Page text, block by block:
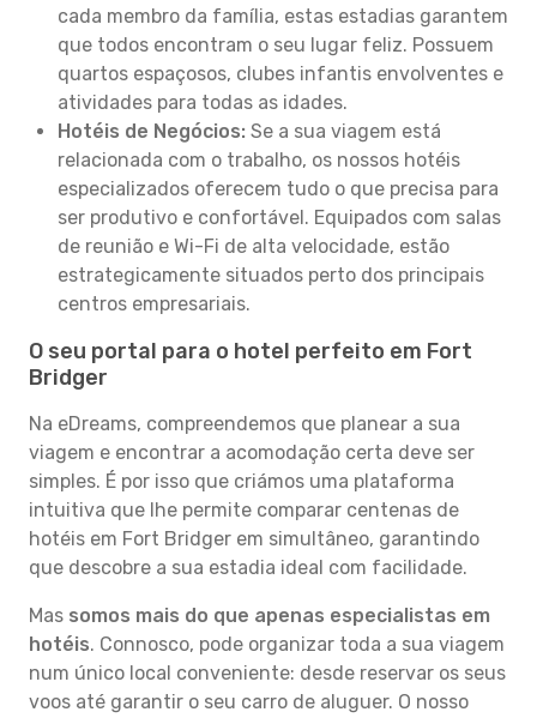
cada membro da família, estas estadias garantem
que todos encontram o seu lugar feliz. Possuem
quartos espaçosos, clubes infantis envolventes e
atividades para todas as idades.
Hotéis de Negócios: Se a sua viagem está
relacionada com o trabalho, os nossos hotéis
especializados oferecem tudo o que precisa para
ser produtivo e confortável. Equipados com salas
de reunião e Wi-Fi de alta velocidade, estão
estrategicamente situados perto dos principais
centros empresariais.
O seu portal para o hotel perfeito em Fort
Bridger
Na eDreams, compreendemos que planear a sua
viagem e encontrar a acomodação certa deve ser
simples. É por isso que criámos uma plataforma
intuitiva que lhe permite comparar centenas de
hotéis em Fort Bridger em simultâneo, garantindo
que descobre a sua estadia ideal com facilidade.
Mas somos mais do que apenas especialistas em
hotéis. Connosco, pode organizar toda a sua viagem
num único local conveniente: desde reservar os seus
voos até garantir o seu carro de aluguer. O nosso